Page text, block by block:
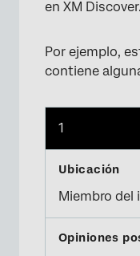
Impacto en las
en XM Discover.
Por ejemplo,
contiene
1
Miembro del